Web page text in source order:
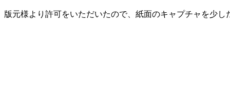
版元様より許可をいただいたので、紙面のキャプチャを少し